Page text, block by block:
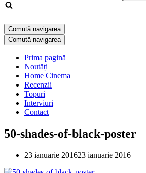
Comută navigarea
Comută navigarea
Prima pagină
Noutăți
Home Cinema
Recenzii
Topuri
Interviuri
Contact
50-shades-of-black-poster
23 ianuarie 201623 ianuarie 2016